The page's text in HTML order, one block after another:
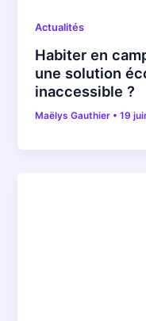
Actualités
Habiter en
une solution
inaccessible ?
Maëlys Gauthier •19